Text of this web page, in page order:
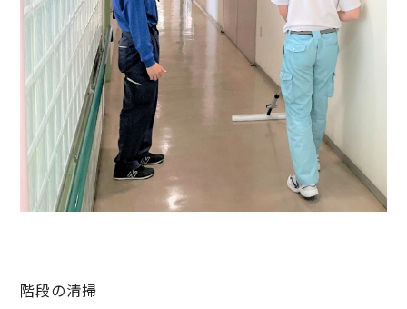
階段の清掃